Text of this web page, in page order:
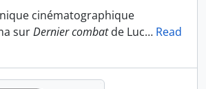
cinématographique
surDernier combatde Luc… Read